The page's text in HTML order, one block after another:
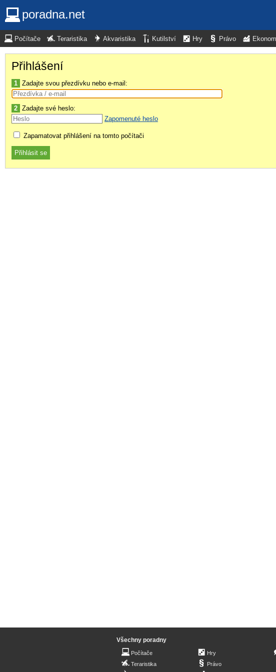
poradna.net
Počítače Teraristika Akvaristika Kutilství Hry Právo
Přihlášení
1 Zadajte svou přezdívku nebo e-mail:
2 Zadajte své heslo:
Zapomenuté heslo
Zapamatovat přihlášení na tomto počítači
Všechny poradny
Počítače
Teraristika
Hry
Právo